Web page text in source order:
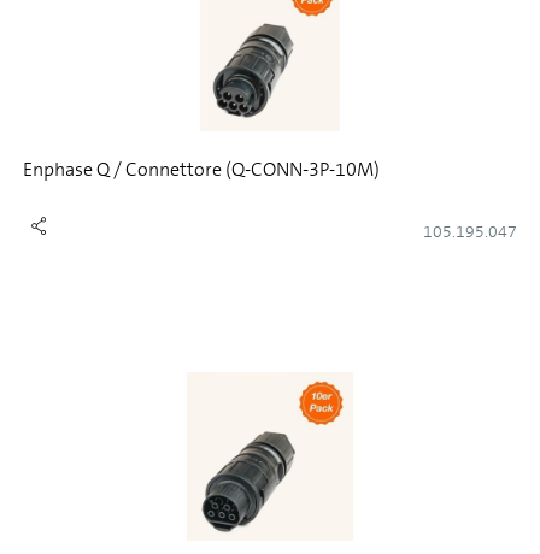
Enphase Q / Connettore (Q-CONN-3P-10M)
105.195.047